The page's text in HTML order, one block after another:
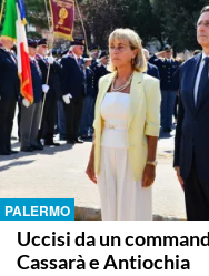
PALERMO
Uccisi da un
Cassarà e Antiochia